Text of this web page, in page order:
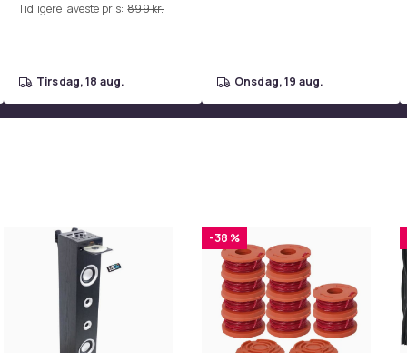
Belastning
Tidligere laveste pris: 899 kr.
tirsdag, 18 aug. onsdag, 19 aug.
-38 %